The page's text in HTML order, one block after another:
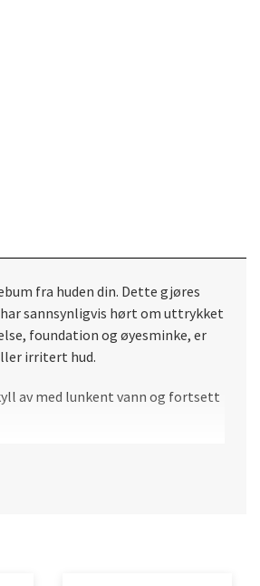
fra huden din. Dette gjøres
sannsynligvis hørt om uttrykket
foundation og øyesminke, er
irritert hud.
av med lunkent vann og fortsett